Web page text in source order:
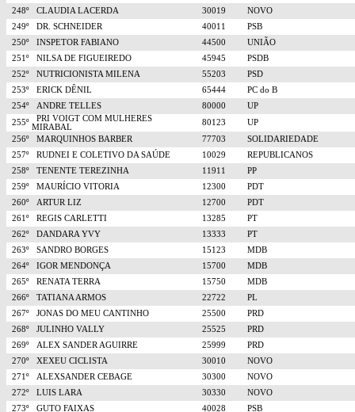
248º
CLAUDIA LACERDA 30019
NOVO
249º
DR. SCHNEIDER 40011
PSB
250º
INSPETOR FABIANO 44500
UNIÃO
251º
NILSA DE FIGUEIREDO 45945
PSDB
252º
NUTRICIONISTA MILENA 55203
PSD
253º
ERICK DÊNIL 65444
PC do B
254º
ANDRE TELLES 80000
UP
255º
PRI VOIGT COM MULHERES
MIRABAL
80123
UP
256º
MARQUINHOS BARBER 77703
SOLIDARIEDADE
257º
RUDNEI E COLETIVO DA SAÚDE 10029
REPUBLICANOS
258º
TENENTE TEREZINHA 11911
PP
259º
MAURÍCIO VITORIA 12300
PDT
260º
ARTUR LIZ 12700
PDT
261º
REGIS CARLETTI 13285
PT
262º
DANDARA YVY 13333
PT
263º
SANDRO BORGES 15123
MDB
264º
IGOR MENDONÇA 15700
MDB
265º
RENATA TERRA 15750
MDB
266º
TATIANA ARMOS 22722
PL
267º
JONAS DO MEU CANTINHO 25500
PRD
268º
JULINHO VALLY 25525
PRD
269º
ALEX SANDER AGUIRRE 25999
PRD
270º
XEXEU CICLISTA 30010
NOVO
271º
ALEXSANDER CEBAGE 30300
NOVO
272º
LUIS LARA 30330
NOVO
273º
GUTO FAIXAS 40028
PSB